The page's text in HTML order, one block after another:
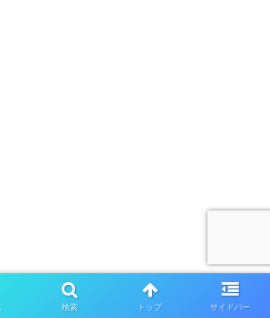
検索 トップ サイドバー